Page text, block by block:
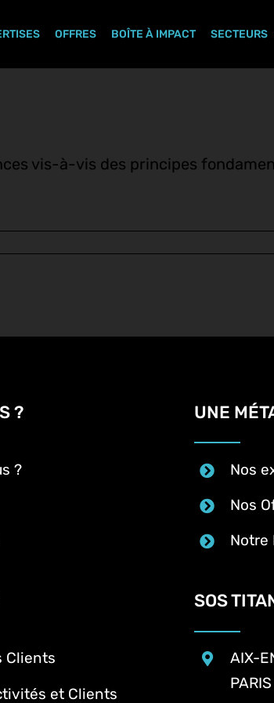
OFFRES BOÎTE À IMPACT SECTEURS
vis-à-vis des principes
?
?
Clients
et Clients
UNE
Nos
Nos
Notre
SOS
AIX-